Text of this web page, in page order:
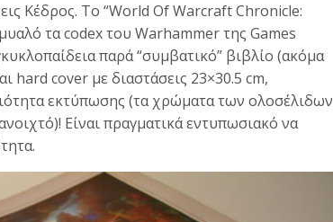
Κέδρος. Το “World Of Warcraft Chronicle:
τα codex του Warhammer της Games
παρά “συμβατικό” βιβλίο (ακόμα
hard cover με διαστάσεις 23×30.5 cm,
εκτύπωσης (τα χρώματα των ολοσέλιδων
Είναι πραγματικά εντυπωσιακό να